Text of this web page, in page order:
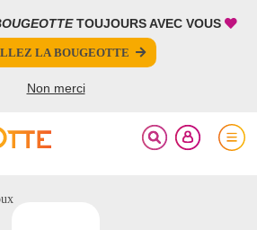
TOUJOURS AVEC VOUS
LA BOUGEOTTE
Non merci
FERMER
à la newsletter a été effectuée.